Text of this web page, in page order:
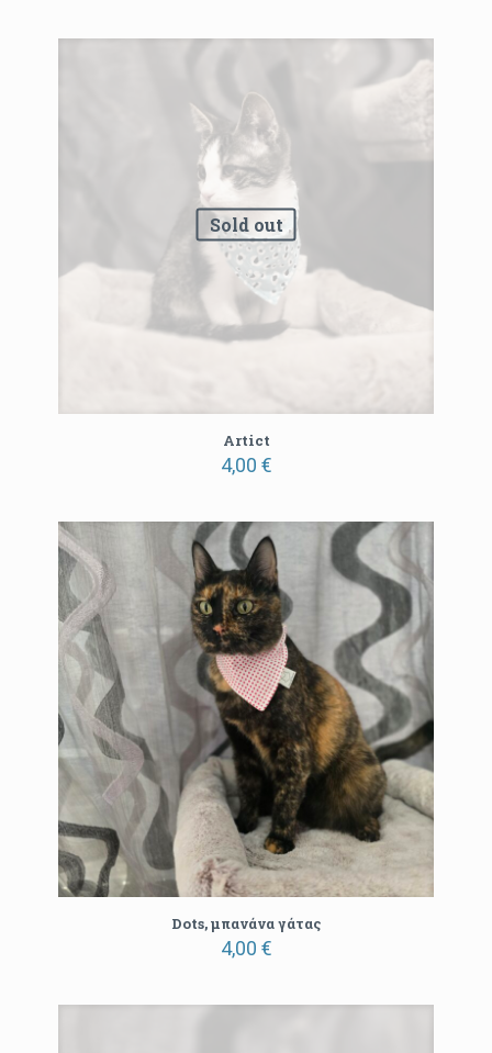
Sold out
Artict
4,00 €
Dots, μπανάνα γάτας
4,00 €